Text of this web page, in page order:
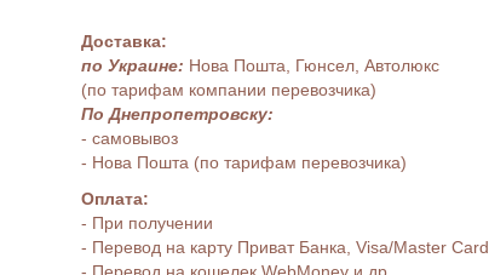
Доставка:
по Украине: Нова Пошта, Гюнсел, Автолюкс
(по тарифам компании перевозчика)
По Днепропетровску:
- самовывоз
- Нова Пошта (по тарифам перевозчика)
Оплата:
- При получении
- Перевод на карту Приват Банка, Visa/Master Card